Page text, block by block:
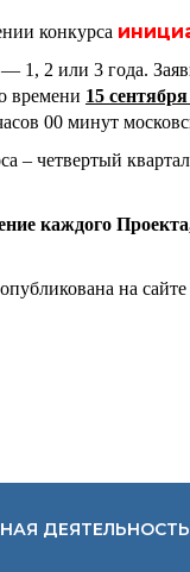
конкурса
1, 2 или 3 года.
времени 15
00 минут
– четвертый квартал
каждого
на
ДЕЯТЕЛЬНОСТЬ